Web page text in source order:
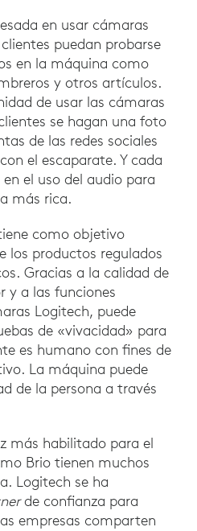
en usar cámaras
puedan probarse
en la máquina como
y otros artículos.
de usar las cámaras
se hagan una foto
de las redes sociales
el escaparate. Y cada
el uso del audio para
más rica.
como objetivo
los productos regulados
Gracias a la calidad de
y a las funciones
Logitech, puede
de «vivacidad» para
es humano con fines de
La máquina puede
de la persona a través
más habilitado para el
Brio tienen muchos
Logitech se ha
de confianza para
empresas comparten